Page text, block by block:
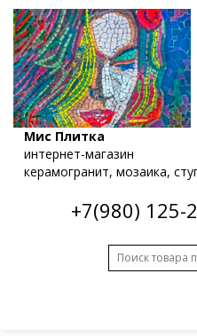
Мис Плитка
интернет-магазин
керамогранит, мозаика,
+7(980) 125-